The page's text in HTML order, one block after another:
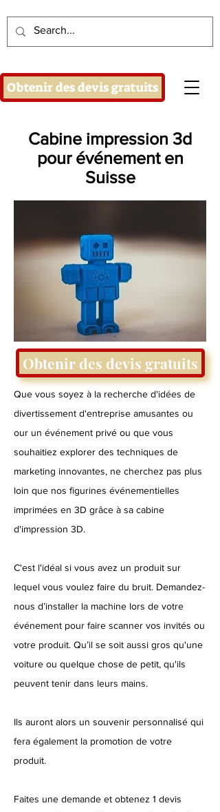
Obtenir des devis gratuits
Cabine impression 3d
pour événement en
Suisse
Obtenir des devis gratuits
Que vous soyez à la recherche d'idées de
divertissement d'entreprise amusantes ou
our un événement privé ou que vous
souhaitiez explorer des techniques de
marketing innovantes, ne cherchez pas plus
loin que nos figurines événementielles
imprimées en 3D grâce à sa cabine
d'impression 3D.
C'est l'idéal si vous avez un produit sur
lequel vous voulez faire du bruit. Demandez-
nous d’installer la machine lors de votre
événement pour faire scanner vos invités ou
votre produit. Qu’il se soit aussi gros qu'une
voiture ou quelque chose de petit, qu'ils
peuvent tenir dans leurs mains.
Ils auront alors un souvenir personnalisé qui
fera également la promotion de votre
produit.
Faites une demande et obtenez 1 devis